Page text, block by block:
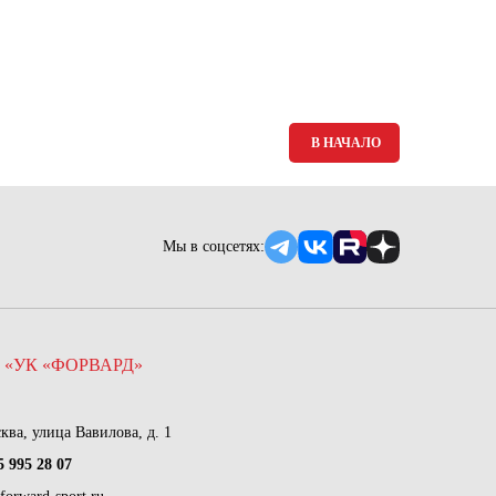
В НАЧАЛО
Мы в соцсетях:
«ФОРВАРД»
улица Вавилова, д. 1
995 28 07